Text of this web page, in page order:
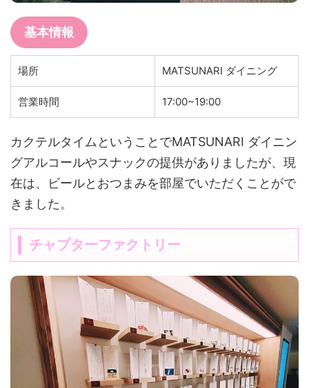
基本情報
場所 MATSUNARI ダイニング
営業時間 17:00~19:00
カクテルタイムということでMATSUNARI ダイニン
グアルコールやスナックの提供がありましたが、現
在は、ビールとおつまみを部屋でいただくことがで
きました。
チャプターファクトリー